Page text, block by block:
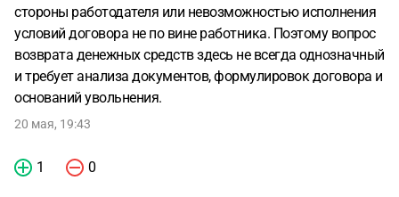
стороны работодателя или невозможностью исполнения
условий договора не по вине работника. Поэтому вопрос
возврата денежных средств здесь не всегда однозначный
и требует анализа документов, формулировок договора и
оснований увольнения.
20 мая, 19:43
1 0